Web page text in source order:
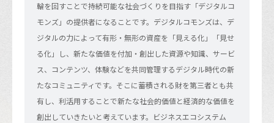
輪を回すことで持続可能な社会づくりを目指す「デジタルコ
モンズ」の提供者になることです。デジタルコモンズは、デ
ジタルの力によって有形・無形の資産を「見える化」「見せ
る化」し、新たな価値を付加・創出した資源や知識、サービ
ス、コンテンツ、体験などを共同管理するデジタル時代の新
たなコミュニティです。そこに蓄積される財を第三者とも共
有し、利活用することで新たな社会的価値と経済的な価値を
創出していきたいと考えています。ビジネスエコシステム